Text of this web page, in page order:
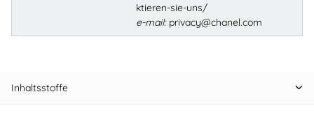
ktieren-sie-uns/
e-mail:privacy@chanel.com
Inhaltsstoffe